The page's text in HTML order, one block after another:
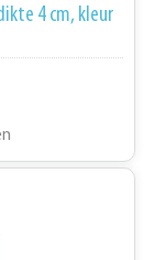
4 cm, kleur